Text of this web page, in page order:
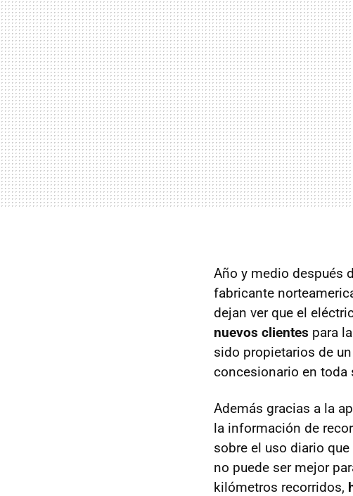
Año y medio después
fabricante
dejan ver que el
nuevos clientes para
sido propietarios de
concesionario en toda
Además gracias a la
la información de
sobre el uso diario
no puede ser mejor
kilómetros recorridos,